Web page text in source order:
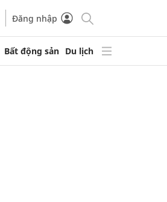
Đăng nhập
Bất động sản Du lịch